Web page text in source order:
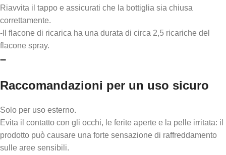
Riavvita il tappo e assicurati che la bottiglia sia chiusa
correttamente.
-Il flacone di ricarica ha una durata di circa 2,5 ricariche del
flacone spray.
–
Raccomandazioni per un uso sicuro
Solo per uso esterno.
Evita il contatto con gli occhi, le ferite aperte e la pelle irritata: il
prodotto può causare una forte sensazione di raffreddamento
sulle aree sensibili.